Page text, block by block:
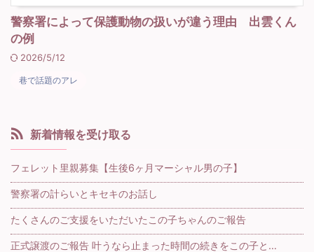
警察署によって保護動物の扱いが違う理由 出雲くん
の例
2026/5/12
巷で話題のアレ
新着情報を受け取る
フェレット里親募集【生後6ヶ月マーシャル男の子】
警察署の計らいとキセキのお話し
たくさんのご支援をいただいたこの子ちゃんのご報告
正式譲渡のご報告 叶うなら止まった時間の続きをこの子と…